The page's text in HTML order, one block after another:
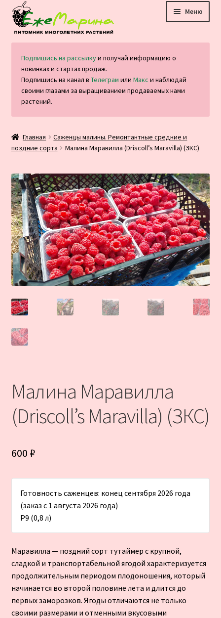
Перейти
к
навигации
Перейти
к
содержимому
Меню
Каталог
Оплата и доставка
Отзывы
Контакты
Подпишись на рассылкуи получай информацию о
новинках и стартах продаж.
Подпишись на канал в Телеграм или Макс и наблюдай
своими глазами за выращиванием продаваемых нами
растений.
Главная
Саженцы малины. Pемонтантные средние и
поздние сорта
Малина Маравилла (Driscoll’s Maravilla) (ЗКС)
Малина Маравилла
(Driscoll’s Maravilla) (ЗКС)
600 ₽
Готовность саженцев: конец сентября 2026 года
(заказ с 1 августа 2026 года)
Р9 (0,8 л)
Маравилла — поздний сорт тутаймер с крупной,
сладкой и транспортабельной ягодой характеризуется
продолжительным периодом плодоношения, который
начинается во второй половине лета и длится до
первых заморозков. Ягоды отличаются не только
своими размерами и отменными вкусовыми